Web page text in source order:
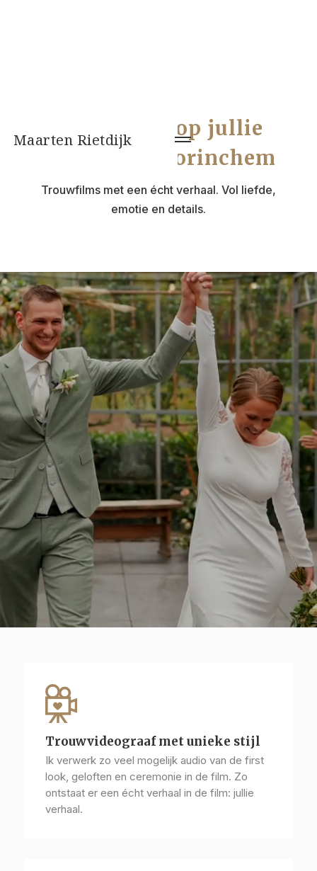
Maarten Rietdijk
Videograaf op jullie
bruiloft in Gorinchem
Trouwfilms met een écht verhaal. Vol liefde,
emotie en details.
Trouwvideograaf met unieke stijl
Ik verwerk zo veel mogelijk audio van de first
look, geloften en ceremonie in de film. Zo
ontstaat er een écht verhaal in de film: jullie
verhaal.